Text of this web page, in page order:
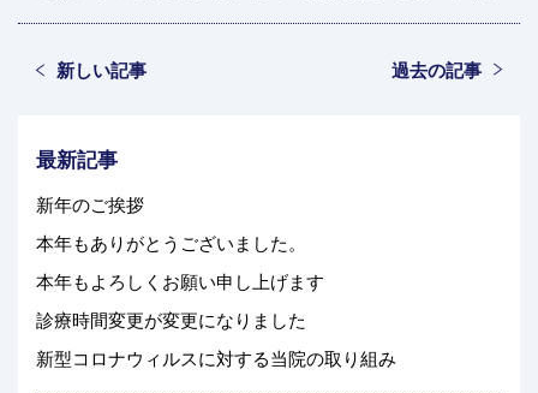
新しい記事 過去の記事
最新記事
新年のご挨拶
本年もありがとうございました。
本年もよろしくお願い申し上げます
診療時間変更が変更になりました
新型コロナウィルスに対する当院の取り組み